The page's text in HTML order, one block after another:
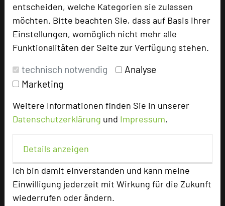
entscheiden, welche Kategorien sie zulassen
möchten. Bitte beachten Sie, dass auf Basis ihrer
Einstellungen, womöglich nicht mehr alle
Funktionalitäten der Seite zur Verfügung stehen.
technisch notwendig
Analyse
Marketing
Weitere Informationen finden Sie in unserer
Datenschutzerklärung und Impressum.
Details anzeigen
Ich bin damit einverstanden und kann meine
Einwilligung jederzeit mit Wirkung für die Zukunft
wiederrufen oder ändern.
Homepage
zur Tagungsanfrage hinzufügen add_circle
Bewertung
Hotel bewerten